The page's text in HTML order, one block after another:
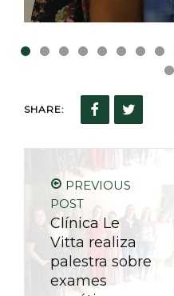
SHARE:
PREVIOUS
POST
Clínica Le
Vitta realiza
palestra sobre
exames